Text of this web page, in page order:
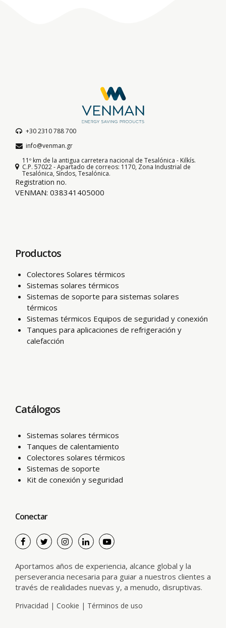
+30 2310 788 700
info@venman.gr
11º km de la antigua carretera nacional de Tesalónica - Kilkís.
C.P. 57022 - Apartado de correos: 1170, Zona Industrial de
Tesalónica, Síndos, Tesalónica.
Registration no.
VENMAN: 038341405000
Productos
Colectores Solares térmicos
Sistemas solares térmicos
Sistemas de soporte para sistemas solares
térmicos
Sistemas térmicos Equipos de seguridad y conexión
Tanques para aplicaciones de refrigeración y
calefacción
Catálogos
Sistemas solares térmicos
Tanques de calentamiento
Colectores solares térmicos
Sistemas de soporte
Kit de conexión y seguridad
Conectar
Aportamos años de experiencia, alcance global y la
perseverancia necesaria para guiar a nuestros clientes a
través de realidades nuevas y, a menudo, disruptivas.
Privacidad | Cookie | Términos de uso